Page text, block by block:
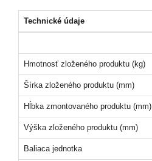
Technické údaje
Hmotnosť zloženého produktu (kg)
Šírka zloženého produktu (mm)
Hĺbka zmontovaného produktu (mm)
Výška zloženého produktu (mm)
Baliaca jednotka